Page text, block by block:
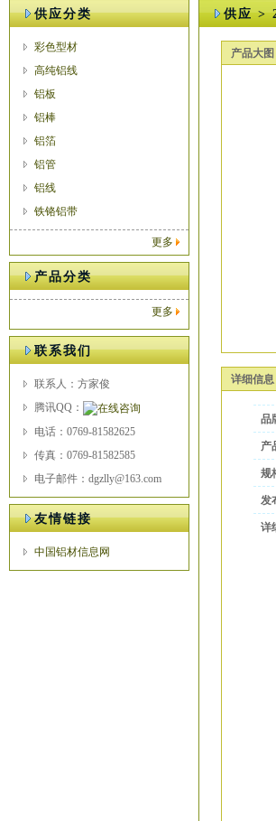
供应分类
彩色型材
高纯铝线
铝板
铝棒
铝箔
铝管
铝线
铁铬铝带
更多
产品分类
更多
联系我们
联系人：方家俊
腾讯QQ：
电话：0769-81582625
传真：0769-81582585
电子邮件：dgzlly@163.com
友情链接
中国铝材信息网
供应 >
产品大图
详细信息
品
产
规
发
详